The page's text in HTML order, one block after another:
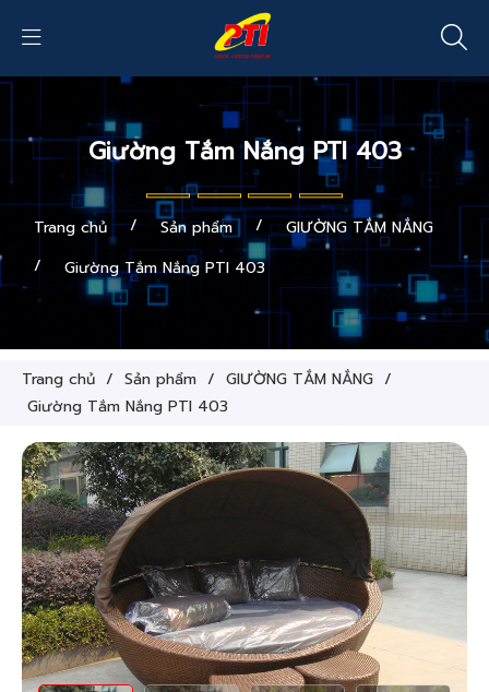
Giường Tắm Nắng PTI 403
Trang chủ / Sản phẩm /
GIƯỜNG TẮM NẮNG
/
Giường Tắm Nắng PTI 403
Trang chủ / Sản phẩm / GIƯỜNG TẮM NẮNG /
Giường Tắm Nắng PTI 403